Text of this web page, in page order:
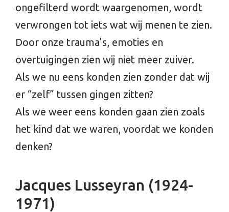
ongefilterd wordt waargenomen, wordt
verwrongen tot iets wat wij menen te zien.
Door onze trauma’s, emoties en
overtuigingen zien wij niet meer zuiver.
Als we nu eens konden zien zonder dat wij
er “zelf” tussen gingen zitten?
Als we weer eens konden gaan zien zoals
het kind dat we waren, voordat we konden
denken?
Jacques Lusseyran (1924-
1971)